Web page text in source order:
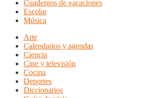
Cuadernos de vacaciones
Escolar
Música
Arte
Calendarios y agendas
Ciencia
Cine y televisión
Cocina
Deportes
Diccionarios